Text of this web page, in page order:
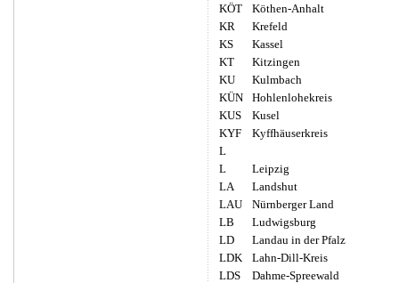
KÖT
Köthen-Anhalt
KR
Krefeld
KS
Kassel
KT
Kitzingen
KU
Kulmbach
KÜN
Hohlenlohekreis
KUS
Kusel
KYF
Kyffhäuserkreis
L
L
Leipzig
LA
Landshut
LAU
Nürnberger Land
LB
Ludwigsburg
LD
Landau in der Pfalz
LDK
Lahn-Dill-Kreis
LDS
Dahme-Spreewald